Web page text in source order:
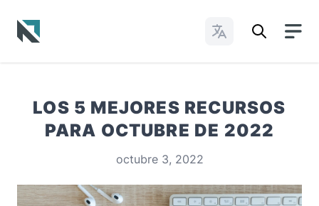
Cambiar idioma
LOS 5 MEJORES RECURSOS
PARA OCTUBRE DE 2022
octubre 3, 2022